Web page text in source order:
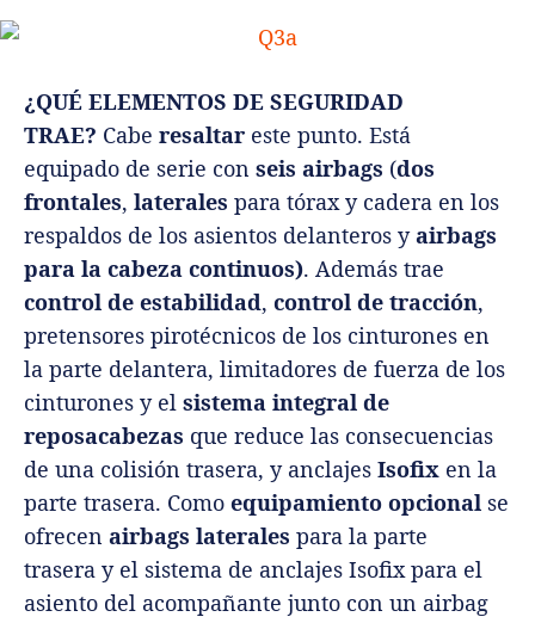
¿QUÉ ELEMENTOS DE SEGURIDAD
TRAE? Cabe resaltar este punto. Está
equipado de serie con seis airbags (dos
frontales, laterales para tórax y cadera en los
respaldos de los asientos delanteros yairbags
para la cabeza continuos). Además trae
control de estabilidad, control de tracción,
pretensores pirotécnicos de los cinturones en
la parte delantera, limitadores de fuerza de los
cinturones y el sistema integral de
reposacabezas que reduce las consecuencias
de una colisión trasera, y anclajes Isofix en la
parte trasera. Como equipamiento opcional se
ofrecen airbags laterales para la parte
trasera y el sistema de anclajes Isofix para el
asiento del acompañante junto con un airbag